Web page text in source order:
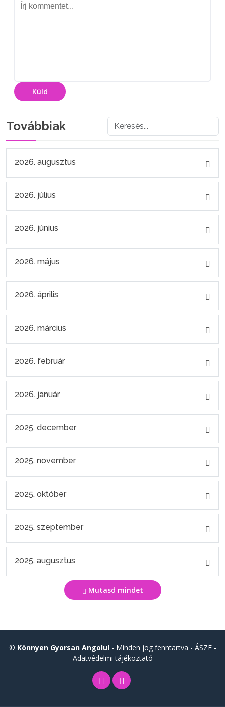
Küld
Továbbiak
2026. augusztus
2026. július
2026. június
2026. május
2026. április
2026. március
2026. február
2026. január
2025. december
2025. november
2025. október
2025. szeptember
2025. augusztus
Mutasd mindet
© Könnyen Gyorsan Angolul- Minden jog fenntartva - ÁSZF-
Adatvédelmi tájékoztató